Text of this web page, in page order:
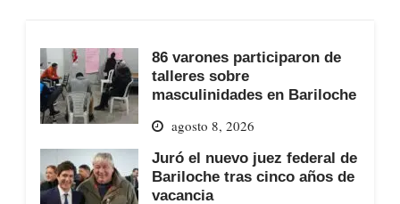
86 varones participaron de
talleres sobre
masculinidades en Bariloche
agosto 8, 2026
Juró el nuevo juez federal de
Bariloche tras cinco años de
vacancia